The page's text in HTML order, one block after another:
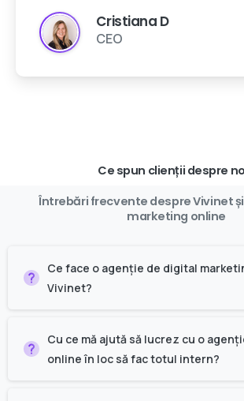
Cristiana D
CEO
Ce spun clienții despre
Întrebări frecvente despreVivinetși
marketing online
Ce face o agenție de digital
Vivinet?
Cu ce mă ajută să lucrez cu o
online în loc să fac totul intern?